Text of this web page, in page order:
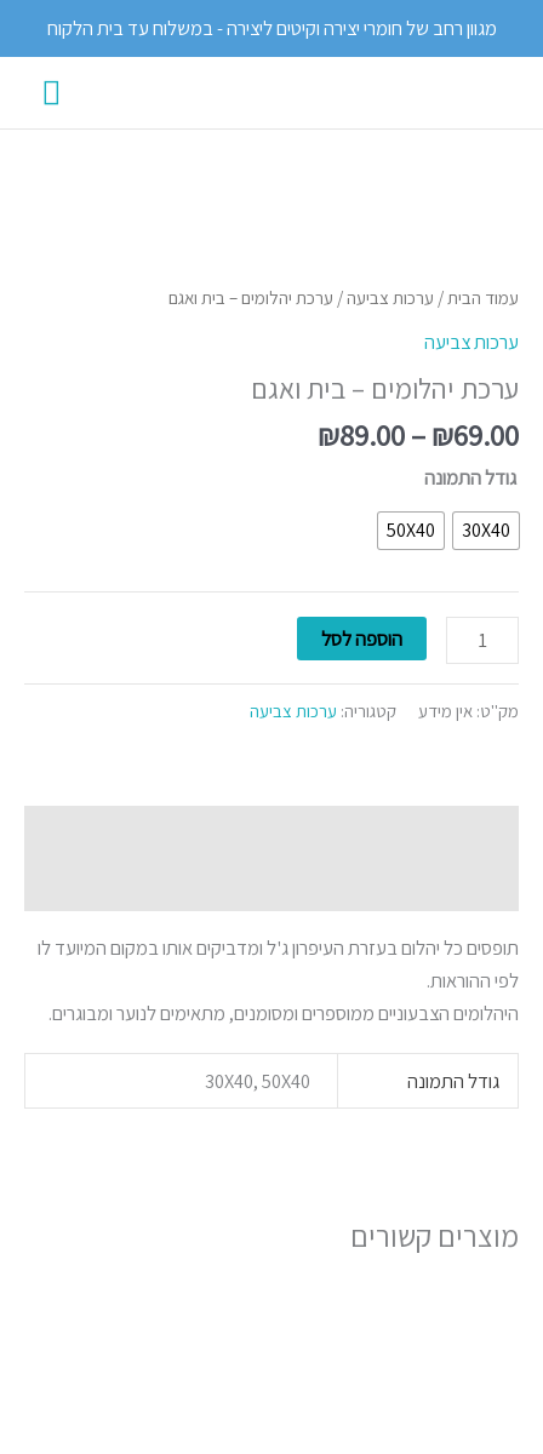
מגוון רחב של חומרי יצירה וקיטים ליצירה - במשלוח עד בית הלקוח
עמוד הבית/ ערכות צביעה / ערכת יהלומים – בית ואגם
ערכות צביעה
ערכת יהלומים – בית ואגם
₪69.00
–
₪89.00
גודל התמונה
30X40
50X40
ערכת
-
בית
ואגם
הוספה לסל
מק"ט: אין מידע קטגוריה: ערכות צביעה
תופסים כל יהלום בעזרת העיפרון ג'ל ומדביקים אותו במקום המיועד לו
לפי ההוראות.
היהלומים הצבעוניים ממוספרים ומסומנים, מתאימים לנוער ומבוגרים.
גודל התמונה 30X40, 50X40
מוצרים קשורים